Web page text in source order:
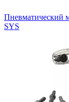
Пневматический
SYS